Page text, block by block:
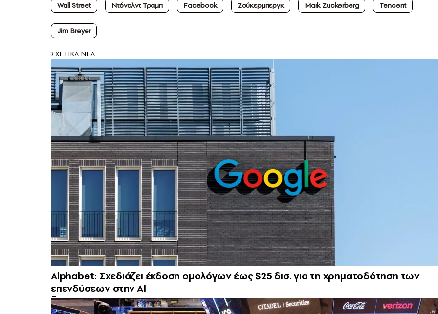
Wall Street
Ντόναλντ Τραμπ Facebook Ζούκερμπεργκ Mark Zuckerberg Tencent
Jim Breyer
ΣXETIKA NEA
Alphabet: Σχεδιάζει έκδοση ομολόγων έως $25 δισ. για τη χρηματοδότηση των
επενδύσεων στην AI